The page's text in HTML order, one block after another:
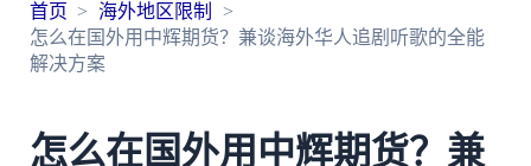
首页
海外地区限制
怎么在国外用中辉期货？兼谈海外华人追剧听歌的全能
解决方案
怎么在国外用中辉期货？兼